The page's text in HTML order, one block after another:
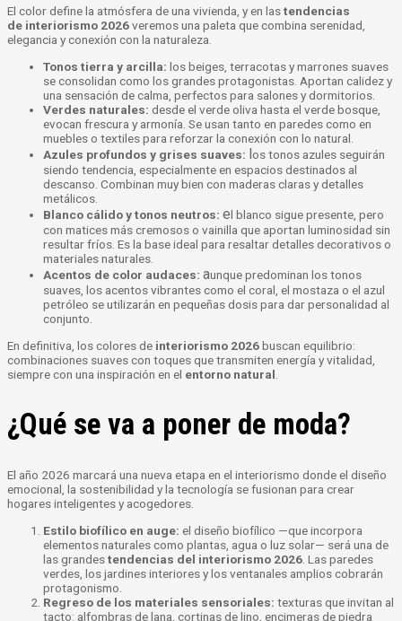
El color define la atmósfera de una vivienda, y en lastendencias
de interiorismo 2026veremos una paleta que combina serenidad,
elegancia y conexión con la naturaleza.
Tonos tierra y arcilla: los beiges, terracotas y marrones suaves
se consolidan como los grandes protagonistas. Aportan calidez y
una sensación de calma, perfectos para salones y dormitorios.
Verdes naturales: desde el verde oliva hasta el verde bosque,
evocan frescura y armonía. Se usan tanto en paredes como en
muebles o textiles para reforzar la conexión con lo natural.
Azules profundos y grises suaves: los tonos azules seguirán
siendo tendencia, especialmente en espacios destinados al
descanso. Combinan muy bien con maderas claras y detalles
metálicos.
Blanco cálido y tonos neutros: el blanco sigue presente, pero
con matices más cremosos o vainilla que aportan luminosidad sin
resultar fríos. Es la base ideal para resaltar detalles decorativos o
materiales naturales.
Acentos de color audaces: aunque predominan los tonos
suaves, los acentos vibrantes como el coral, el mostaza o el azul
petróleo se utilizarán en pequeñas dosis para dar personalidad al
conjunto.
En definitiva, los colores de interiorismo 2026buscan equilibrio:
combinaciones suaves con toques que transmiten energía y vitalidad,
siempre con una inspiración en el entorno natural
¿Qué se va a poner de moda?
El año 2026 marcará una nueva etapa en el interiorismo donde el diseño
emocional, la sostenibilidad y la tecnología se fusionan para crear
hogares inteligentes y acogedores.
Estilo biofílico en auge: el diseño biofílico —que incorpora
elementos naturales como plantas, agua o luz solar— será una de
las grandestendencias del interiorismo 2026 . Las paredes
verdes, los jardines interiores y los ventanales amplios cobrarán
protagonismo.
Regreso de los materiales sensoriales: texturas que invitan al
tacto: alfombras de lana, cortinas de lino, encimeras de piedra